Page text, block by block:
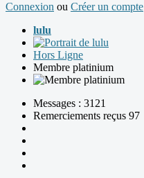
Connexion ou Créer un compte
lulu
Hors Ligne
Membre platinium
Messages : 3121
Remerciements reçus 97